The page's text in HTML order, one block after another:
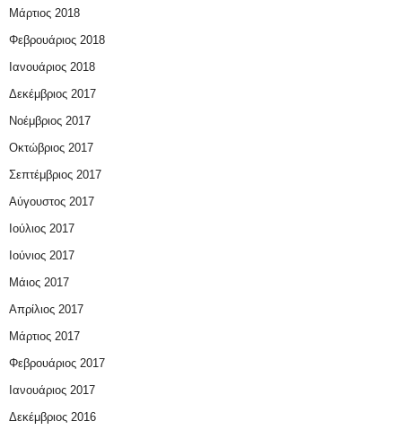
Μάρτιος 2018
Φεβρουάριος 2018
Ιανουάριος 2018
Δεκέμβριος 2017
Νοέμβριος 2017
Οκτώβριος 2017
Σεπτέμβριος 2017
Αύγουστος 2017
Ιούλιος 2017
Ιούνιος 2017
Μάιος 2017
Απρίλιος 2017
Μάρτιος 2017
Φεβρουάριος 2017
Ιανουάριος 2017
Δεκέμβριος 2016